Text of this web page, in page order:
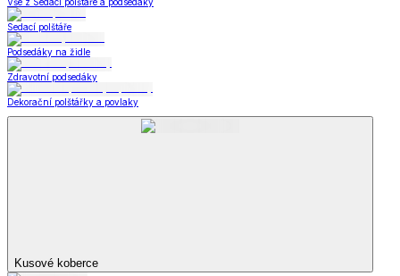
Sedací polštáře
Podsedáky na židle
Zdravotní podsedáky
Dekorační polštářky a povlaky
Kusové koberce